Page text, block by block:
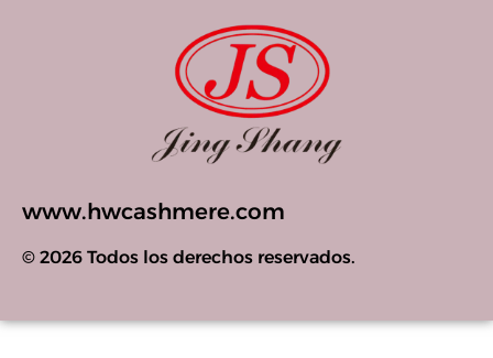
www.hwcashmere.com
© 2026 Todos los derechos reservados.